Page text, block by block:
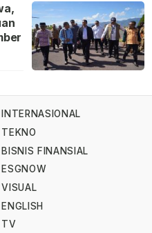
INTERNASIONAL
TEKNO
BISNIS FINANSIAL
ESGNOW
VISUAL
ENGLISH
TV